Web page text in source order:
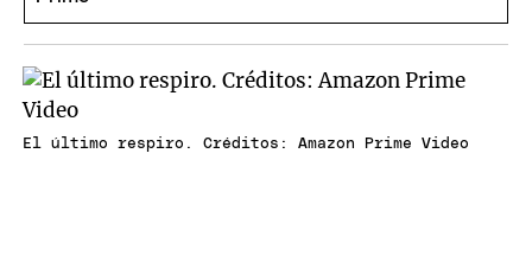
El último respiro. Créditos: Amazon Prime Video